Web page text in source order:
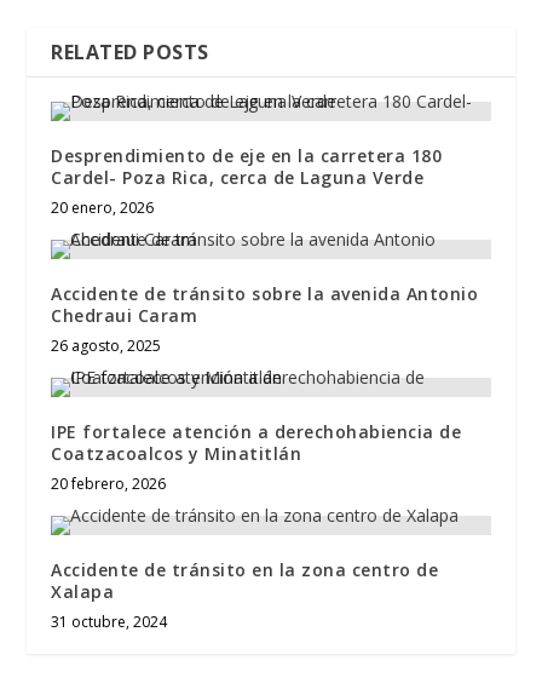
RELATED POSTS
Desprendimiento de eje en la carretera 180
Cardel- Poza Rica, cerca de Laguna Verde
20 enero, 2026
Accidente de tránsito sobre la avenida Antonio
Chedraui Caram
26 agosto, 2025
IPE fortalece atención a derechohabiencia de
Coatzacoalcos y Minatitlán
20 febrero, 2026
Accidente de tránsito en la zona centro de
Xalapa
31 octubre, 2024